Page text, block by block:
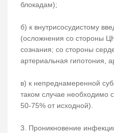
блокадам);
б) к внутрисосудистому
(осложнения со стороны
сознания; со стороны
артериальная гипотония,
в) к непреднамеренной
таком случае необходимо
50-75% от исходной).
3.​ Проникновение